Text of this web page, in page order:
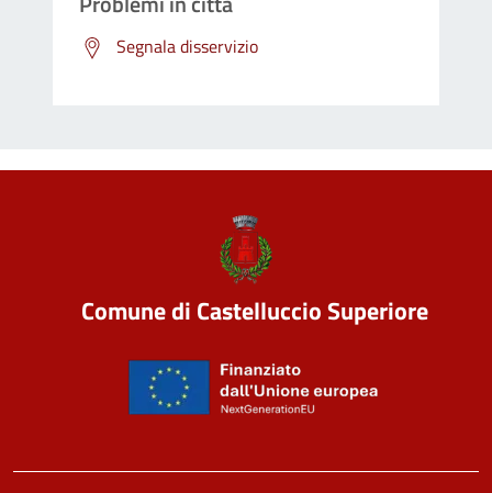
Segnala disservizio
Comune di Castelluccio Superiore